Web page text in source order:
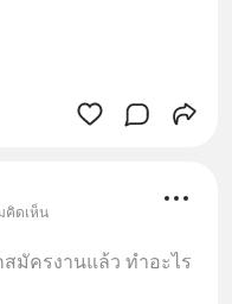
คิดเห็น
มัครงานแล้ว ทำอะไร